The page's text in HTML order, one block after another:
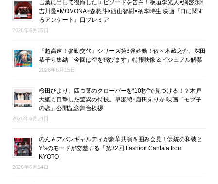
言葉に出して後悔したエピソードを告白！板垣李光人×綱啓永×
吉川愛×MOMONA×森愁斗×西山智樹×柄本時生 映画『口に関す
るアンケート』口プレミア
2026年6月15日
『超高速！参勤交代』シリーズ第3弾始動！佐々木蔵之介、深田
恭子ら集結「今回は空を飛びます」特報映像＆ビジュアル解禁
2026年6月15日
桜田ひより、四つ葉のクローバーを“10秒”で見つける！？木戸
大聖も目撃した驚異の特技。早瀬憩×唐田えりか 映画『モブ子
の恋』公開記念舞台挨拶
2026年6月14日
のん＆アバンギャルディが豪華共演＆囲み会見！伝統の和装と
Y’sのモードが交差する「第32回 Fashion Cantata from
KYOTO」
2026年6月14日